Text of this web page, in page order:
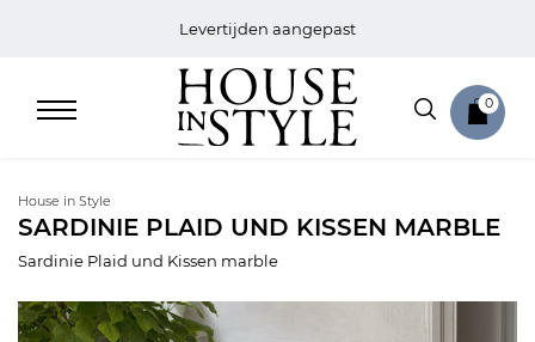
Levertijden aangepast
0
House in Style
SARDINIE PLAID UND KISSEN MARBLE
Sardinie Plaid und Kissen marble